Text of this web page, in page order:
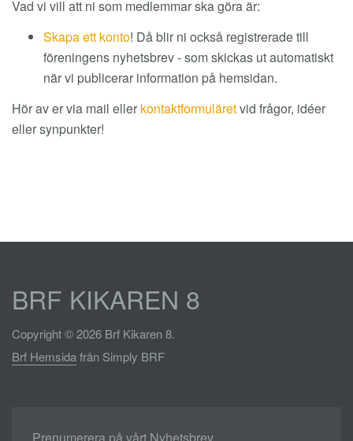
Vad vi vill att ni som medlemmar ska göra är:
Skapa ett konto! Då blir ni också registrerade till
föreningens nyhetsbrev - som skickas ut automatiskt
när vi publicerar information på hemsidan.
Hör av er via mail eller kontaktformuläretvid frågor, idéer
eller synpunkter!
BRF KIKAREN 8
Copyright © 2026 Brf Kikaren 8.
Brf Hemsidafrån Simply BRF